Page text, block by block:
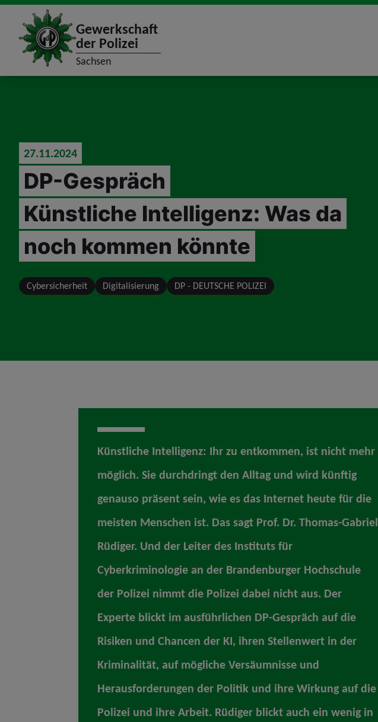
site_logo
Gewerkschaft
der Polizei
Sachsen
27.11.2024
DP-Gespräch
Künstliche Intelligenz: Was da
noch kommen könnte
Cybersicherheit Digitalisierung DP - DEUTSCHE POLIZEI
Künstliche Intelligenz: Ihr zu entkommen, ist nicht mehr
möglich. Sie durchdringt den Alltag und wird künftig
genauso präsent sein, wie es das Internet heute für die
meisten Menschen ist. Das sagt Prof. Dr. Thomas-Gabriel
Rüdiger. Und der Leiter des Instituts für
Cyberkriminologie an der Brandenburger Hochschule
der Polizei nimmt die Polizei dabei nicht aus. Der
Experte blickt im ausführlichen DP-Gespräch auf die
Risiken und Chancen der KI, ihren Stellenwert in der
Kriminalität, auf mögliche Versäumnisse und
Herausforderungen der Politik und ihre Wirkung auf die
Polizei und ihre Arbeit. Rüdiger blickt auch ein wenig in